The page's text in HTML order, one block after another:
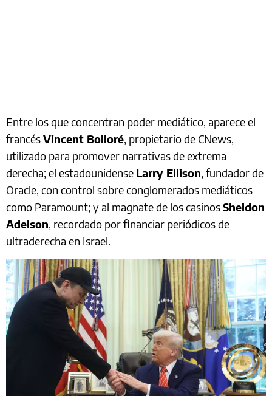
Entre los que concentran poder mediático, aparece el
francésVincent Bolloré, propietario de CNews,
utilizado para promover narrativas de extrema
derecha; el estadounidense Larry Ellison, fundador de
Oracle, con control sobre conglomerados mediáticos
como Paramount; y al magnate de los casinosSheldon
Adelson, recordado por financiar periódicos de
ultraderecha en Israel.